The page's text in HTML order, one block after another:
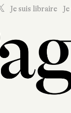
Je suis libraire